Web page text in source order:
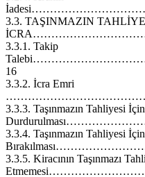
3.3. TAŞINMAZIN
3.3.1. Takip
16
3.3.2. İcra Emri
3.3.3. Taşınmazın Tahliyesi
3.3.4. Taşınmazın Tahliyesi
3.3.5. Kiracının Taşınmazı